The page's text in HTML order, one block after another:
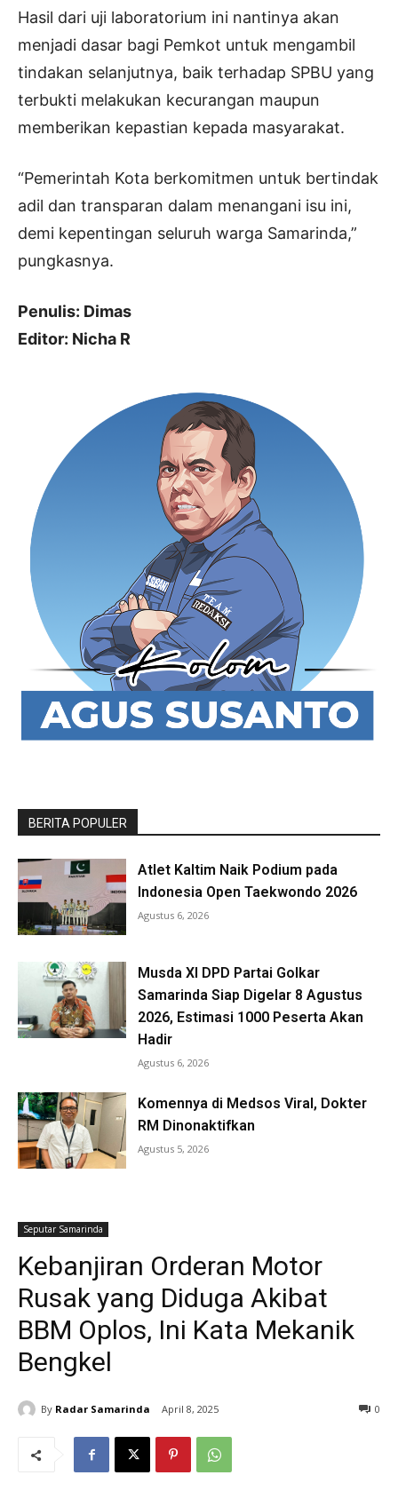
Hasil dari uji laboratorium ini nantinya akan
menjadi dasar bagi Pemkot untuk mengambil
tindakan selanjutnya, baik terhadap SPBU yang
terbukti melakukan kecurangan maupun
memberikan kepastian kepada masyarakat.
“Pemerintah Kota berkomitmen untuk bertindak
adil dan transparan dalam menangani isu ini,
demi kepentingan seluruh warga Samarinda,”
pungkasnya.
Penulis: Dimas
Editor: Nicha R
BERITA POPULER
Atlet Kaltim Naik Podium pada
Indonesia Open Taekwondo 2026
Agustus 6, 2026
Musda XI DPD Partai Golkar
Samarinda Siap Digelar 8 Agustus
2026, Estimasi 1000 Peserta Akan
Hadir
Agustus 6, 2026
Komennya di Medsos Viral, Dokter
RM Dinonaktifkan
Agustus 5, 2026